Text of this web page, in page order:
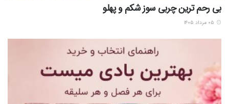
بی رحم ترین چربی سوز شکم و پهلو